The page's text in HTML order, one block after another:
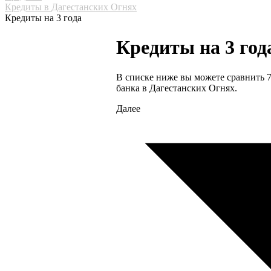
Кредиты в Дагестанских Огнях
Кредиты на 3 года
Кредиты на 3
В списке ниже вы можете сравнить
банка в Дагестанских Огнях.
Далее